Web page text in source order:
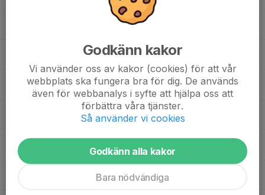
19. Eric Jarnemyr
20. Love Lihné , J20
21. Douglas Jonsson
24. Mio Jönsson
Godkänn kakor
Vi använder oss av kakor (cookies) för att vår
webbplats ska fungera bra för dig. De används
även för webbanalys i syfte att hjälpa oss att
förbättra våra tjänster.
Så använder vi cookies
Godkänn alla kakor
Bara nödvändiga